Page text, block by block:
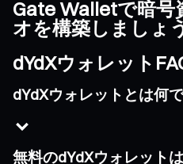
Gate Walletで暗号
オを構築しましょう
dYdXウォレット
dYdXウォレットとは何
無料のdYdXウォレット